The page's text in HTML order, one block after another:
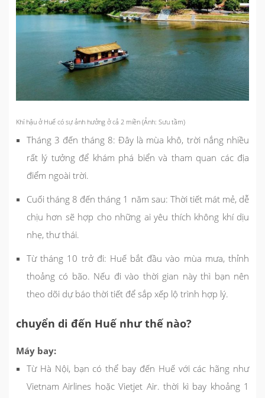
Khí hậu ở Huế có sự ảnh hưởng ở cả 2 miền (Ảnh: Sưu tầm)
Tháng 3 đến tháng 8: Đây là mùa khô, trời nắng nhiều
rất lý tưởng để khám phá biển và tham quan các địa
điểm ngoài trời.
Cuối tháng 8 đến tháng 1 năm sau: Thời tiết mát mẻ, dễ
chịu hơn sẽ hợp cho những ai yêu thích không khí dịu
nhẹ, thư thái.
Từ tháng 10 trở đi: Huế bắt đầu vào mùa mưa, thỉnh
thoảng có bão. Nếu đi vào thời gian này thì bạn nên
theo dõi dự báo thời tiết để sắp xếp lộ trình hợp lý.
chuyển di đến Huế như thế nào?
Máy bay:
Từ Hà Nội, bạn có thể bay đến Huế với các hãng như
Vietnam Airlines hoặc Vietjet Air. thời kì bay khoảng 1